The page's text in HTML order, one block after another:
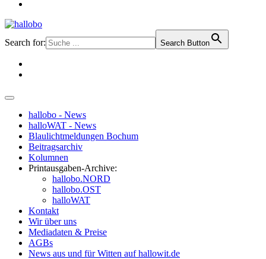
Search for: Search Button
hallobo - News
halloWAT - News
Blaulichtmeldungen Bochum
Beitragsarchiv
Kolumnen
Printausgaben-Archive:
hallobo.NORD
hallobo.OST
halloWAT
Kontakt
Wir über uns
Mediadaten & Preise
AGBs
News aus und für Witten auf hallowit.de